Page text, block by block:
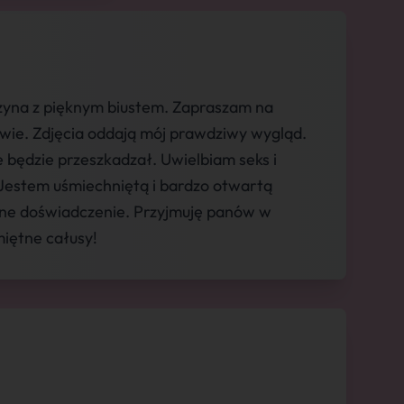
z pięknym biustem. Zapraszam na
Zdjęcia oddają mój prawdziwy wygląd.
przeszkadzał. Uwielbiam seks i
uśmiechniętą i bardzo otwartą
doświadczenie. Przyjmuję panów w
całusy!